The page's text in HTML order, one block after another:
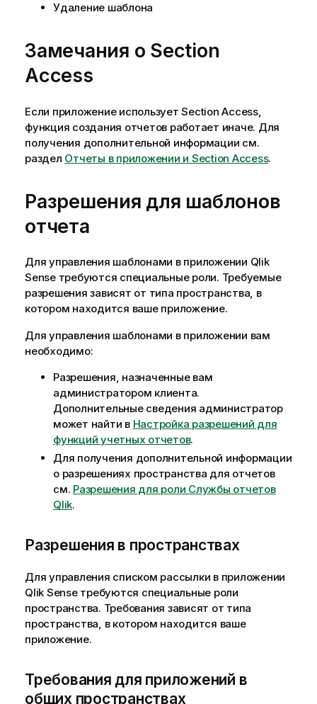
Удаление шаблона
Замечания о Section
Access
Если приложение использует Section Access,
функция создания отчетов работает иначе. Для
получения дополнительной информации см.
раздел Отчеты в приложении и Section Access.
Разрешения для шаблонов
отчета
Для управления шаблонами в приложении Qlik
Senseтребуются специальные роли. Требуемые
разрешения зависят от типа пространства, в
котором находится ваше приложение.
Для управления шаблонами в приложении вам
необходимо:
Разрешения, назначенные вам
администратором клиента.
Дополнительные сведения администратор
может найти в Настройка разрешений для
функций учетных отчетов.
Для получения дополнительной информации
о разрешениях пространства для отчетов
см. Разрешения для роли Службы отчетов
Qlik.
Разрешения в пространствах
Для управления списком рассылки в приложении
Qlik Senseтребуются специальные роли
пространства. Требования зависят от типа
пространства, в котором находится ваше
приложение.
Требования для приложений в
общих пространствах